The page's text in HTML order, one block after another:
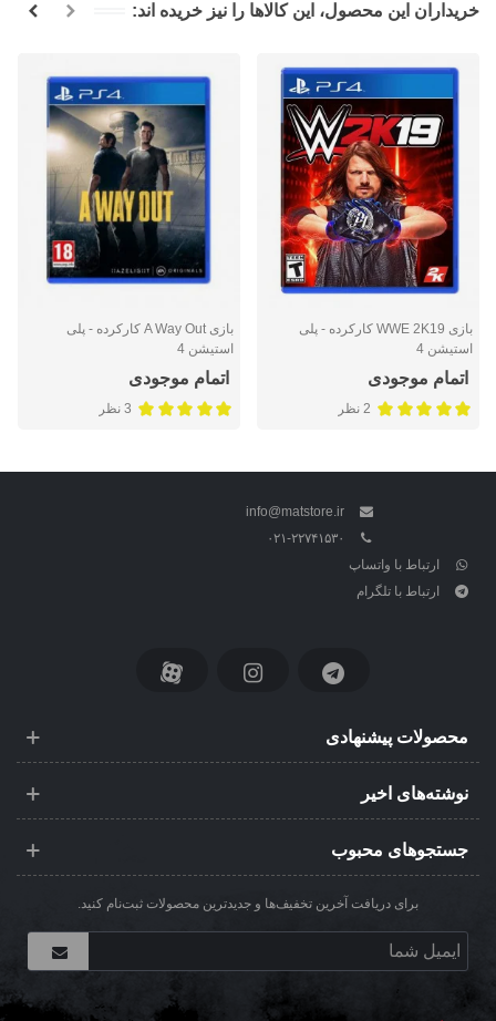
خریداران این محصول، این کالاها را نیز خریده اند:
بازی WWE 2K19 کارکرده - پلی
استیشن 4
اتمام موجودی
2 نظر
بازی A Way Out کارکرده - پلی
استیشن 4
اتمام موجودی
3 نظر
info@matstore.ir
۰۲۱-۲۲۷۴۱۵۳۰
ارتباط با واتساپ
ارتباط با تلگرام
محصولات پیشنهادی
نوشته‌های اخیر
جستجوهای محبوب
برای دریافت آخرین تخفیف‌ها و جدیدترین محصولات ثبت‌نام کنید.